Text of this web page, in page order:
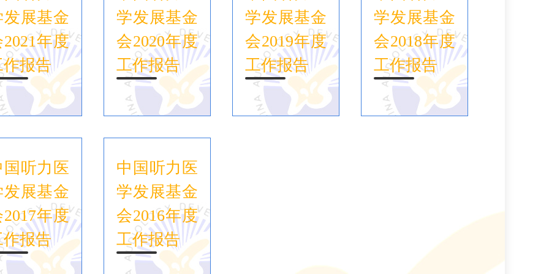
发展基金
2021年度
作报告
学发展基金
会2020年度
工作报告
学发展基金
会2019年度
工作报告
学发展基金
会2018年度
工作报告
国听力医
发展基金
2017年度
作报告
中国听力医
学发展基金
会2016年度
工作报告